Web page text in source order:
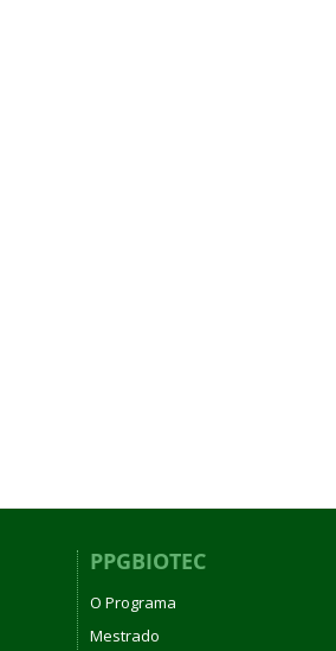
PPGBIOTEC
O Programa
Mestrado